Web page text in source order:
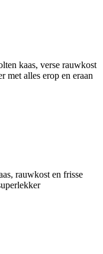
kaas, verse rauwkost
met alles erop en eraan
rauwkost en frisse